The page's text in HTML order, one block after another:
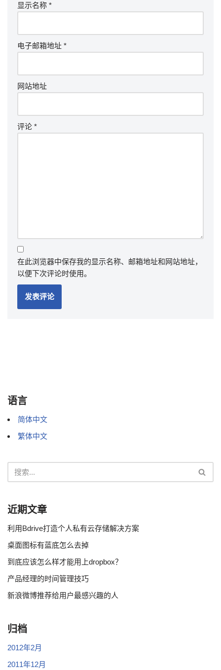
显示名称 *
电子邮箱地址 *
网站地址
评论 *
在此浏览器中保存我的显示名称、邮箱地址和网站地址，
以便下次评论时使用。
语言
简体中文
繁体中文
近期文章
利用Bdrive打造个人私有云存储解决方案
桌面图标有蓝底怎么去掉
到底应该怎么样才能用上dropbox？
产品经理的时间管理技巧
新浪微博推荐给用户最感兴趣的人
归档
2012年2月
2011年12月